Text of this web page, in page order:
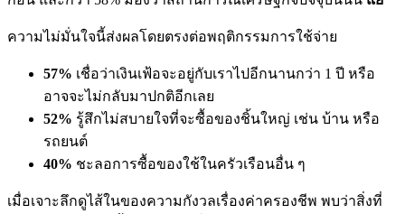
ความไม่มั่นใจนี้ส่งผลโดยตรงต่อพฤติกรรมการใช้จ่าย
57% เชื่อว่าเงินเฟ้อจะอยู่กับเราไปอีกนานกว่า 1 ปี หรือ
อาจจะไม่กลับมาปกติอีกเลย
52% รู้สึกไม่สบายใจที่จะซื้อของชิ้นใหญ่ เช่น บ้าน หรือ
รถยนต์
40% ชะลอการซื้อของใช้ในครัวเรือนอื่น ๆ
เมื่อเจาะลึกดูไส้ในของความกังวลเรื่องค่าครองชีพ พบว่าสิ่งที่